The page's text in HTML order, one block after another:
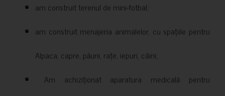
am construit terenul de mini-fotbal;
am construit menajeria animalelor, cu spațiile pentru
Alpaca, capre, păuni, rațe, iepuri, câini;
Am achiziționat aparatura medicală pentru